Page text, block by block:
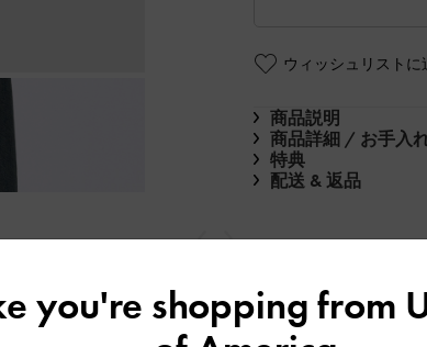
ウィッシュリストに
商品説明
商品詳細 / お手入
特典
配送 & 返品
戻る次
you're shopping from